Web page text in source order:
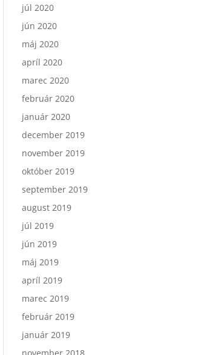
júl 2020
jún 2020
máj 2020
apríl 2020
marec 2020
február 2020
január 2020
december 2019
november 2019
október 2019
september 2019
august 2019
júl 2019
jún 2019
máj 2019
apríl 2019
marec 2019
február 2019
január 2019